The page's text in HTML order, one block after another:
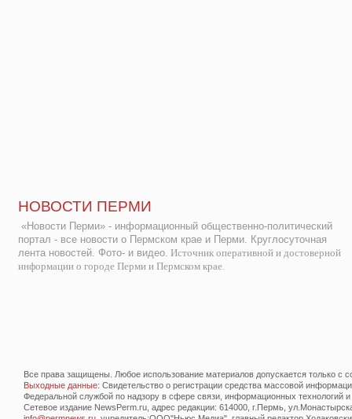
НОВОСТИ ПЕРМИ
«Новости Перми» - информационный общественно-политический
портал - все новости о Пермском крае и Перми. Круглосуточная
лента новостей. Фото- и видео. Источник оперативной и достоверной
информации о городе Перми и Пермском крае.
Все права защищены. Любое использование материалов допускается только с
Выходные данные: Свидетельство о регистрации средства массовой
Федеральной службой по надзору в сфере связи, информационных технологий
Сетевое издание NewsPerm.ru, адрес редакции: 614000, г.Пермь,